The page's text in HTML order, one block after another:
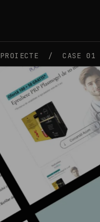
PROIECTE /CASE 01